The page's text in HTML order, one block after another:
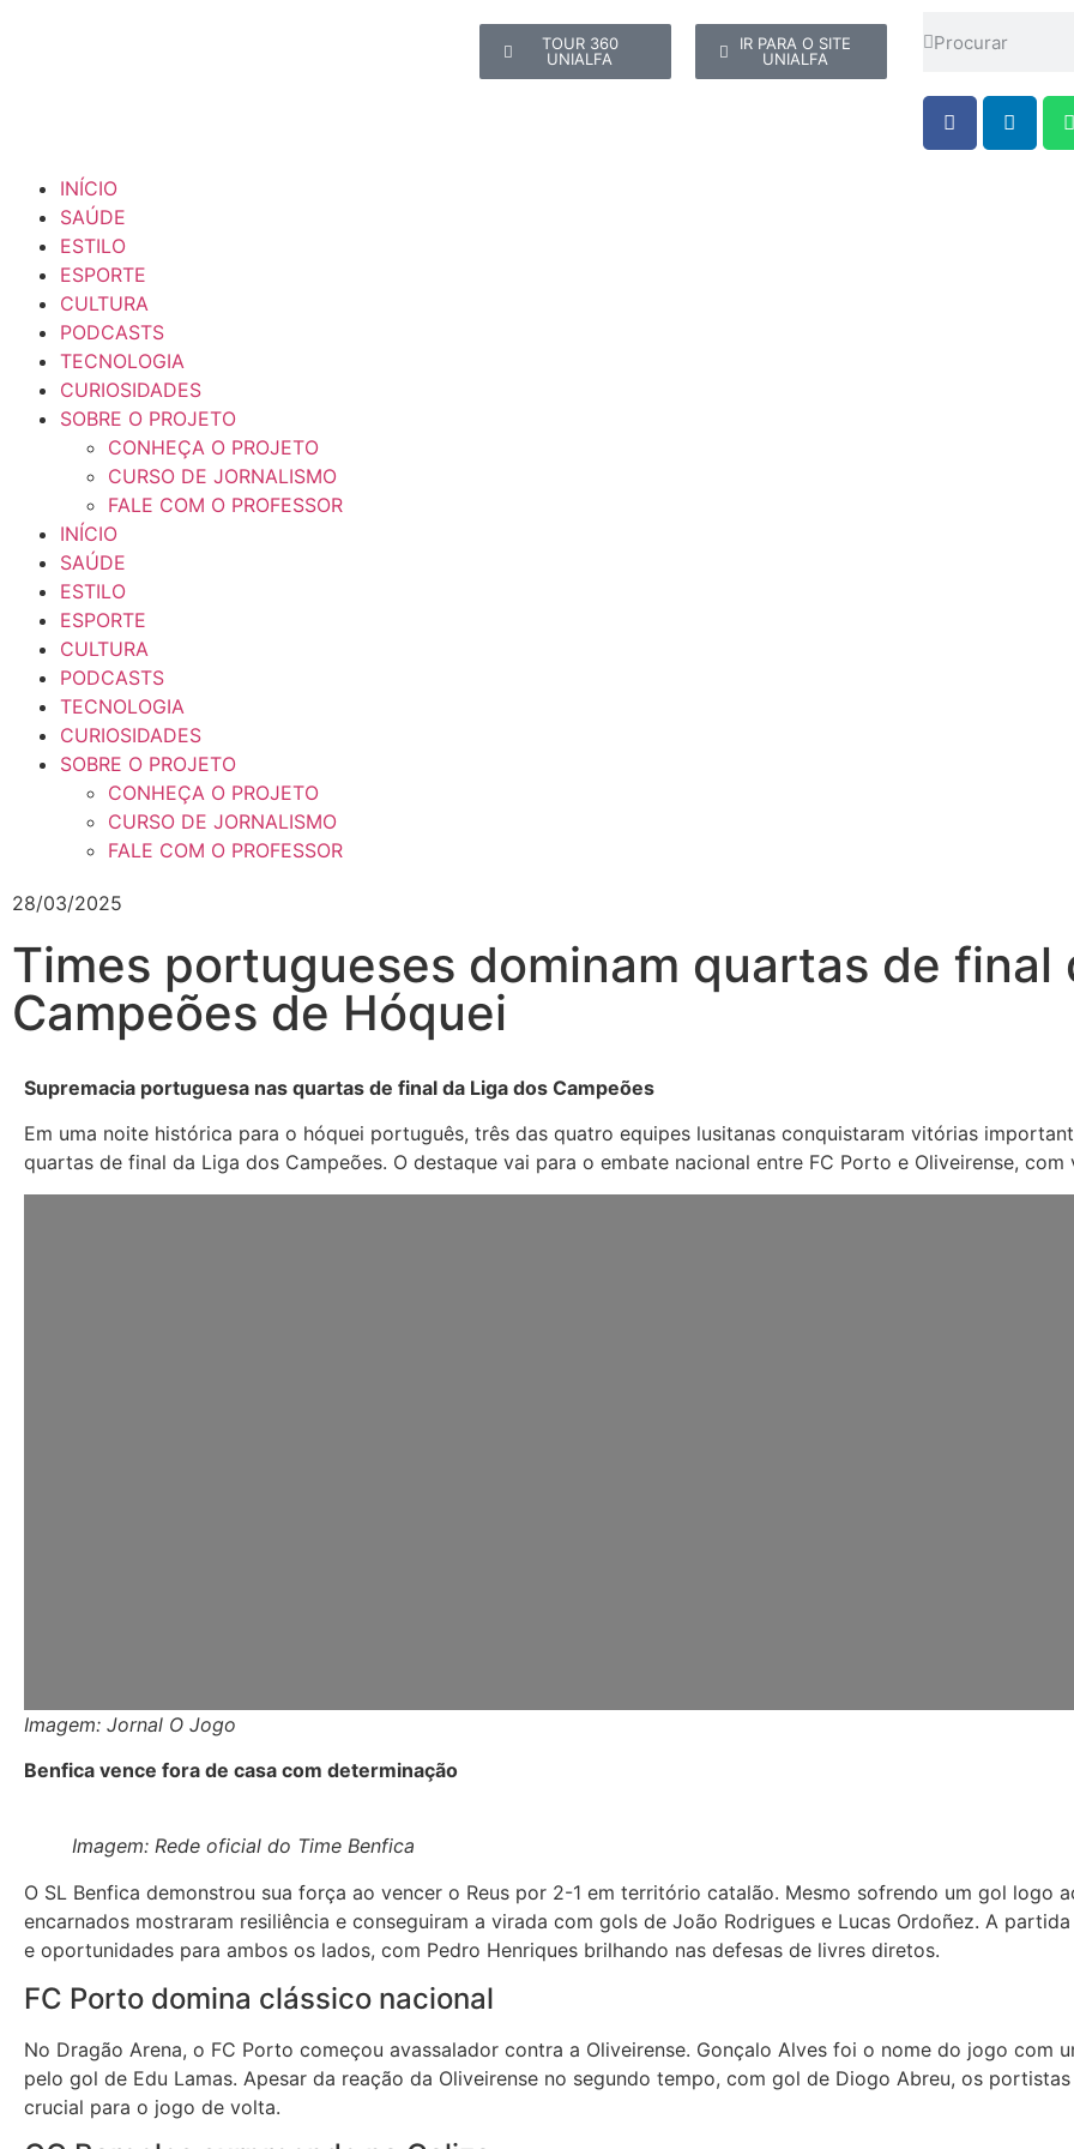
TOUR 360
UNIALFA
IR PARA O SITE
UNIALFA
INÍCIO
SAÚDE
ESTILO
ESPORTE
CULTURA
PODCASTS
TECNOLOGIA
CURIOSIDADES
SOBRE O PROJETO
CONHEÇA O PROJETO
CURSO DE JORNALISMO
FALE COM O PROFESSOR
INÍCIO
SAÚDE
ESTILO
ESPORTE
CULTURA
PODCASTS
TECNOLOGIA
CURIOSIDADES
SOBRE O PROJETO
CONHEÇA O PROJETO
CURSO DE JORNALISMO
FALE COM O PROFESSOR
28/03/2025
Times portugueses dominam quartas de final
Campeões de Hóquei
Supremacia portuguesa nas quartas de final da Liga dos Campeões
Em uma noite histórica para o hóquei português, três das quatro equipes lusitanas conquistaram vitórias
quartas de final da Liga dos Campeões. O destaque vai para o embate nacional entre FC Porto e Oliveirense,
Imagem: Jornal O Jogo
Benfica vence fora de casa com determinação
Imagem: Rede oficial do Time Benfica
O SL Benfica demonstrou sua força ao vencer o Reus por 2-1 em território catalão. Mesmo sofrendo um gol logo
encarnados mostraram resiliência e conseguiram a virada com gols de João Rodrigues e Lucas Ordoñez. A
e oportunidades para ambos os lados, com Pedro Henriques brilhando nas defesas de livres diretos.
FC Porto domina clássico nacional
No Dragão Arena, o FC Porto começou avassalador contra a Oliveirense. Gonçalo Alves foi o nome do jogo com
pelo gol de Edu Lamas. Apesar da reação da Oliveirense no segundo tempo, com gol de Diogo Abreu, os
crucial para o jogo de volta.